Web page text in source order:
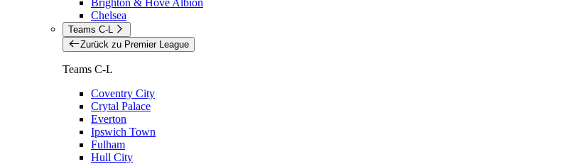
Chelsea
Teams C-L
Zurück zu Premier League
Teams C-L
Coventry City
Crytal Palace
Everton
Ipswich Town
Fulham
Hull City